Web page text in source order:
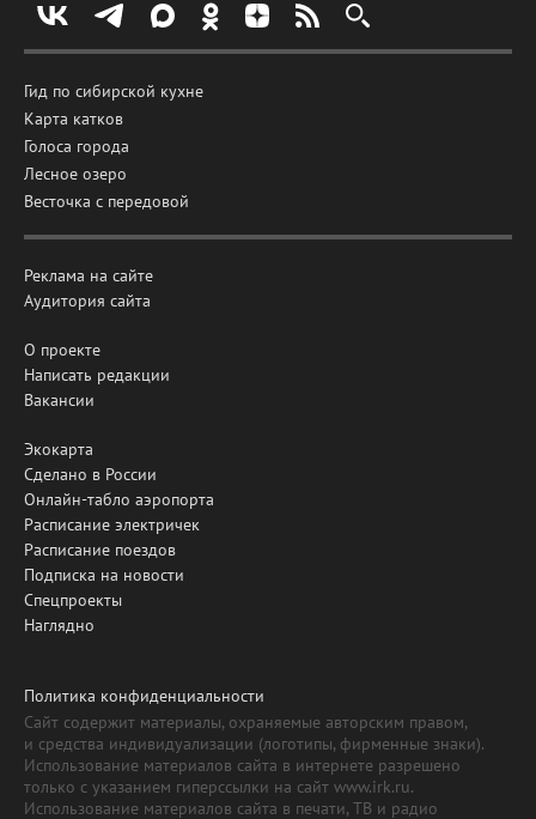
Гид по сибирской кухне
Карта катков
Голоса города
Лесное озеро
Весточка с передовой
Реклама на сайте
Аудитория сайта
О проекте
Написать редакции
Вакансии
Экокарта
Сделано в России
Онлайн-табло аэропорта
Расписание электричек
Расписание поездов
Подписка на новости
Спецпроекты
Наглядно
Политика конфиденциальности
Сайт содержит материалы, охраняемые авторским правом,
и средства индивидуализации (логотипы, фирменные знаки).
Использование материалов сайта в интернете разрешено
только с указанием гиперссылки на сайт www.irk.ru.
Использование материалов сайта в печати, ТВ и радио